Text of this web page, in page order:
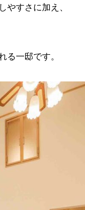
やすさに加え、
る一邸です。